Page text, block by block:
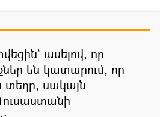
ասելով, որ
են կատարում, որ
սակայն